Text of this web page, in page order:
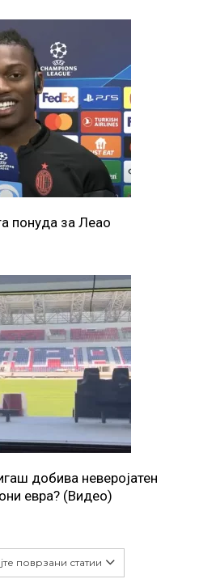
понуда за Леао
добива неверојатен
евра? (Видео)
поврзани статии